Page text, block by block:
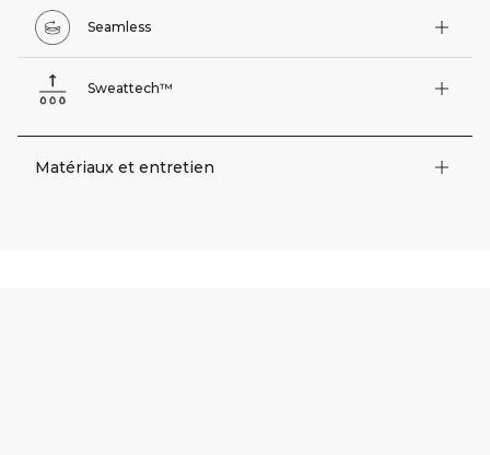
Seamless
Sweattech™
Matériaux et entretien